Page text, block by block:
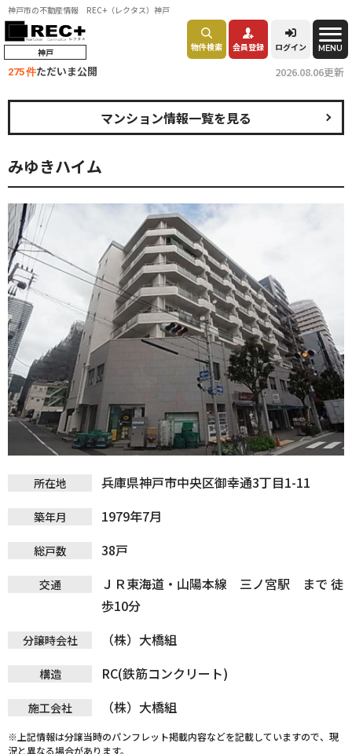
神戸市の不動産情報 REC+（レクタス）神戸
神戸 物件検索 会員登録 ログイン MENU
275 件ただいま公開 2026.08.06更新
みゆきハイム
マンション情報一覧を見る
所在地 兵庫県神戸市中央区御幸通3丁目1-11
築年月 1979年7月
総戸数 38戸
交通
ＪＲ東海道・山陽本線 三ノ宮駅 まで 徒
歩10分
分譲時会社 （株）大橋組
構造 RC(鉄筋コンクリート)
施工会社 （株）大橋組
※上記情報は分譲当時のパンフレット掲載内容などを記載していますので、現
況と異なる場合があります。